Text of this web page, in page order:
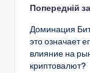
по
запису
Попередній
Доминация
это означает
влияние на
криптовалют?